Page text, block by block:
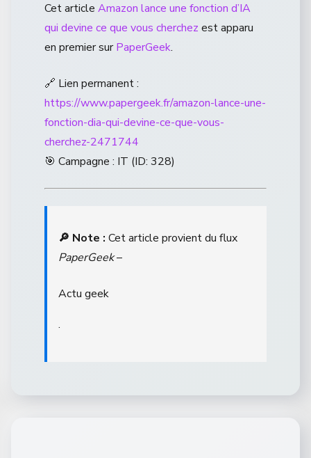
Cet article Amazon lance une fonction d’IA
qui devine ce que vous cherchez est apparu
en premier surPaperGeek.
🔗 Lien permanent :
https://www.papergeek.fr/amazon-lance-une-
fonction-dia-qui-devine-ce-que-vous-
cherchez-2471744
🎯 Campagne : IT (ID: 328)
🔎 Note : Cet article provient du flux
PaperGeek–
Actu geek
.